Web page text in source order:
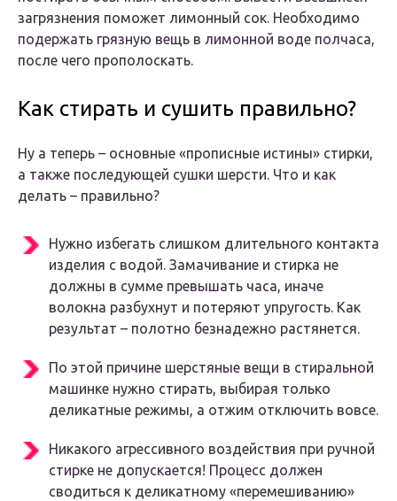
загрязнения поможет лимонный сок. Необходимо
подержать грязную вещь в лимонной воде полчаса,
после чего прополоскать.
Как стирать и сушить правильно?
Ну а теперь – основные «прописные истины» стирки,
а также последующей сушки шерсти. Что и как
делать – правильно?
Нужно избегать слишком длительного контакта
изделия с водой. Замачивание и стирка не
должны в сумме превышать часа, иначе
волокна разбухнут и потеряют упругость. Как
результат – полотно безнадежно растянется.
По этой причине шерстяные вещи в стиральной
машинке нужно стирать, выбирая только
деликатные режимы, а отжим отключить вовсе.
Никакого агрессивного воздействия при ручной
стирке не допускается! Процесс должен
сводиться к деликатному «перемешиванию»